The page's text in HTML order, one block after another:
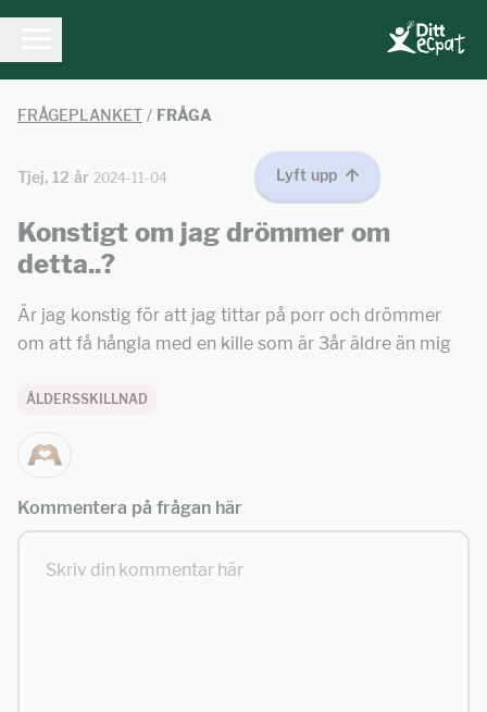
FRÅGEPLANKET / FRÅGA
Tjej, 12 år 2024-11-04 Lyft upp
Konstigt om jag drömmer om
detta..?
Är jag konstig för att jag tittar på porr och drömmer
om att få hångla med en kille som är 3år äldre än mig
ÅLDERSSKILLNAD
Kommentera på frågan här